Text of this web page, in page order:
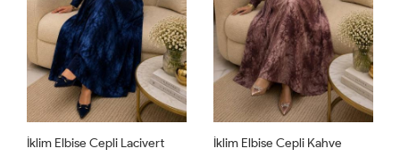
Cepli Lacivert İklim Elbise Cepli Kahve